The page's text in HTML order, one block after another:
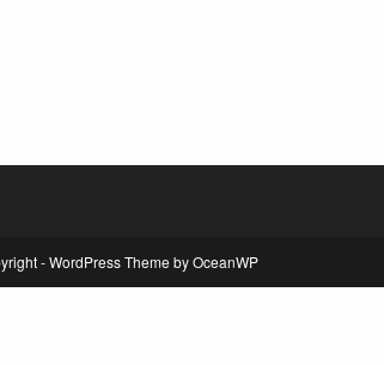
- WordPress Theme by OceanWP